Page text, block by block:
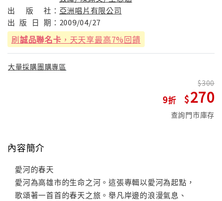
出
版 社： 亞洲唱片有限公司
出 版 日 期： 2009/04/27
刷誠品聯名卡 ，天天享最高7%回饋
大量採購團購專區
9
300
270
查詢門市庫存
內容簡介
愛河的春天
愛河為高雄市的生命之河。這張專輯以愛河為起點，
歌頌著一首首的春天之旅。舉凡岸邊的浪漫氣息、